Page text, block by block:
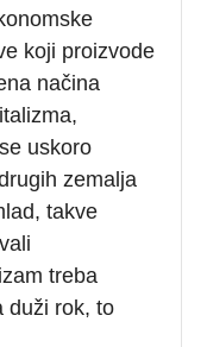
koji proizvode
načina
uskoro
zemalja
takve
treba
duži rok, to